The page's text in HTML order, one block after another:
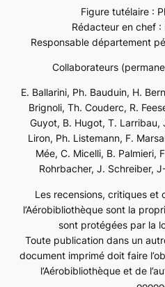
Figure tutélaire :
Rédacteur en chef
Responsable département
Collaborateurs
E. Ballarini, Ph. Bauduin, H.
Brignoli, Th. Couderc, R.
Guyot, B. Hugot, T. Larribau,
Liron, Ph. Listemann, F.
Mée, C. Micelli, B. Palmieri,
Rohrbacher, J. Schreiber,
Les recensions, critiques et
l’Aérobibliothèque sont la
sont protégées par la
Toute publication dans un
document imprimé doit faire
l’Aérobibliothèque et de